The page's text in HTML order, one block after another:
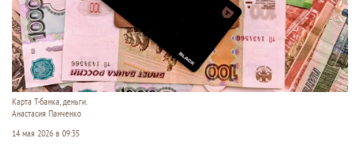
Карта Т-банка, деньги.
Анастасия Панченко
14 мая 2026 в 09:35